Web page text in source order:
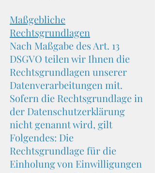
Maßgebliche
Rechtsgrundlagen
Nach Maßgabe des Art. 13
DSGVO teilen wir Ihnen die
Rechtsgrundlagen unserer
Datenverarbeitungen mit.
Sofern die Rechtsgrundlage in
der Datenschutzerklärung
nicht genannt wird, gilt
Folgendes: Die
Rechtsgrundlage für die
Einholung von Einwilligungen